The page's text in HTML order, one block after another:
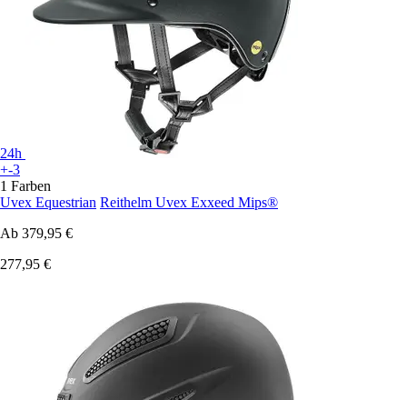
24h
+-3
1 Farben
Uvex Equestrian Reithelm Uvex Exxeed Mips®
Ab 379,95 €
277,95 €